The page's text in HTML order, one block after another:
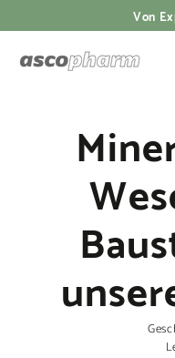
☆☆☆☆☆ Über
a